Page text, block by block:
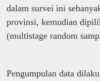
dalam survei ini
provinsi, kemudian
(multistage random
Pengumpulan data